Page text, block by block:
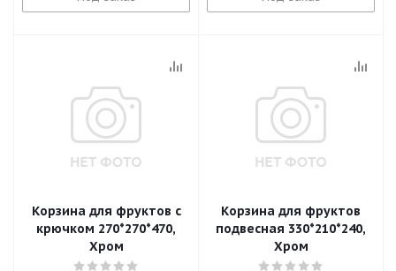
Корзина для фруктов с
крючком 270*270*470,
Хром
Корзина для фруктов
подвесная 330*210*240,
Хром